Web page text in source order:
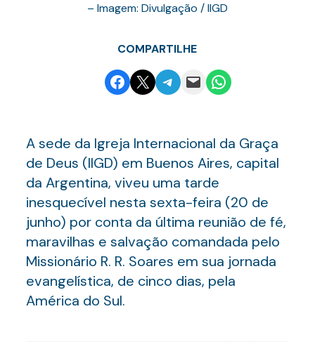
– Imagem: Divulgação / IIGD
COMPARTILHE
Share on Facebook
Email this PageShare on Telegram
Email this PageShare on WhatsApp
A sede da Igreja Internacional da Graça
de Deus (IIGD) em Buenos Aires, capital
da Argentina, viveu uma tarde
inesquecível nesta sexta-feira (20 de
junho) por conta da última reunião de fé,
maravilhas e salvação comandada pelo
Missionário R. R. Soares em sua jornada
evangelística, de cinco dias, pela
América do Sul.